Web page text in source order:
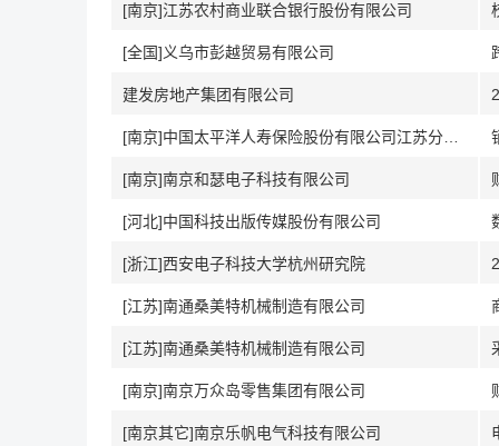
[南京]江苏农村商业联合银行股份有限公司
[全国]义乌市彭越贸易有限公司
建发房地产集团有限公司
[南京]南京和瑟电子科技有限公司
[河北]中国科技出版传媒股份有限公司
[浙江]西安电子科技大学杭州研究院
[江苏]南通桑美特机械制造有限公司
[江苏]南通桑美特机械制造有限公司
[南京]南京万众岛零售集团有限公司
[南京其它]南京乐帆电气科技有限公司